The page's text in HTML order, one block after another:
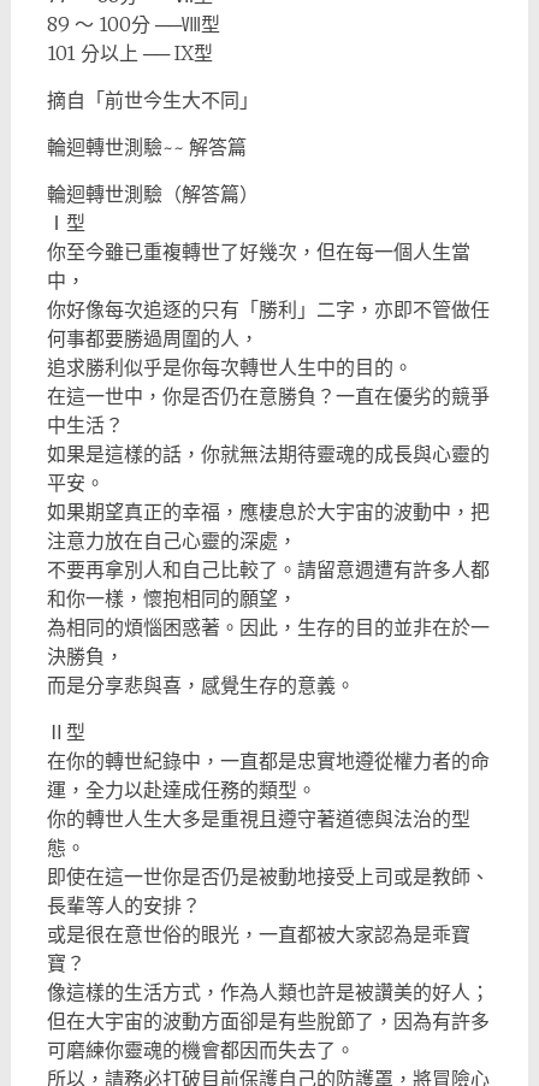
89 ～ 100分 ──Ⅷ型
101 分以上 ── IX型
摘自「前世今生大不同」
輪迴轉世測驗~~ 解答篇
輪迴轉世測驗（解答篇）
Ⅰ型
你至今雖已重複轉世了好幾次，但在每一個人生當
中，
你好像每次追逐的只有「勝利」二字，亦即不管做任
何事都要勝過周圍的人，
追求勝利似乎是你每次轉世人生中的目的。
在這一世中，你是否仍在意勝負？一直在優劣的競爭
中生活？
如果是這樣的話，你就無法期待靈魂的成長與心靈的
平安。
如果期望真正的幸福，應棲息於大宇宙的波動中，把
注意力放在自己心靈的深處，
不要再拿別人和自己比較了。請留意週遭有許多人都
和你一樣，懷抱相同的願望，
為相同的煩惱困惑著。因此，生存的目的並非在於一
決勝負，
而是分享悲與喜，感覺生存的意義。
Ⅱ型
在你的轉世紀錄中，一直都是忠實地遵從權力者的命
運，全力以赴達成任務的類型。
你的轉世人生大多是重視且遵守著道德與法治的型
態。
即使在這一世你是否仍是被動地接受上司或是教師、
長輩等人的安排？
或是很在意世俗的眼光，一直都被大家認為是乖寶
寶？
像這樣的生活方式，作為人類也許是被讚美的好人；
但在大宇宙的波動方面卻是有些脫節了，因為有許多
可磨練你靈魂的機會都因而失去了。
所以，請務必打破目前保護自己的防護罩，將冒險心